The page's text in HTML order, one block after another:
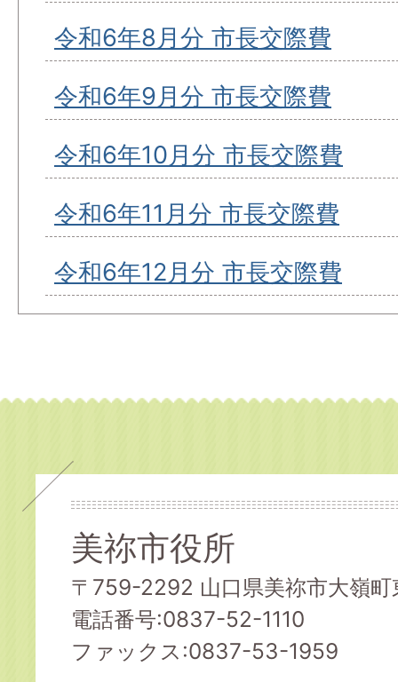
令和6年8月分 市長交際費
令和6年9月分 市長交際費
令和6年10月分 市長交際費
令和6年11月分 市長交際費
令和6年12月分 市長交際費
美祢市役所
〒759-2292 山口県美祢市大嶺
電話番号:0837-52-1110
ファックス:0837-53-1959